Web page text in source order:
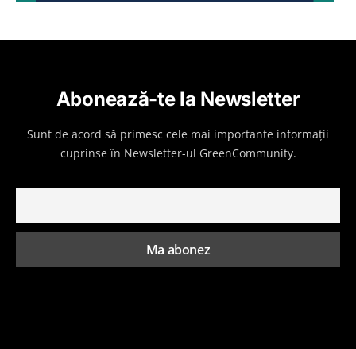
Abonează-te la Newsletter
Sunt de acord să primesc cele mai importante informații
cuprinse în Newsletter-ul GreenCommunity.